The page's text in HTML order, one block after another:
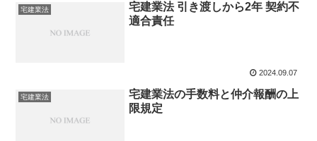
宅建業法
宅建業法 引き渡しから2年 契約不
適合責任
2024.09.07
宅建業法
宅建業法の手数料と仲介報酬の上
限規定